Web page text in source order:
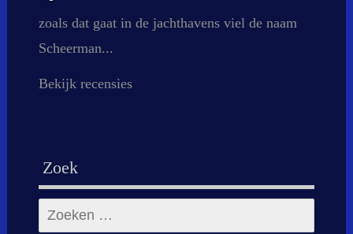
zoals dat gaat in de jachthavens viel de naam
Scheerman...
Bekijk recensies
Zoek
Zoeken